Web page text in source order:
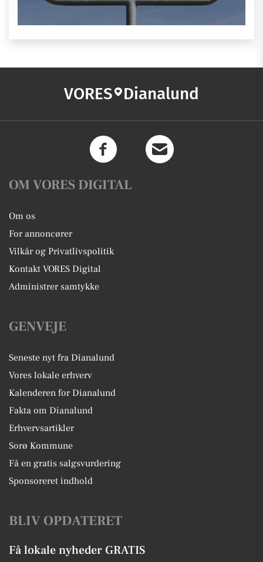
VORES Dianalund
OM VORES DIGITAL
Om os
For annoncører
Vilkår og Privatlivspolitik
Kontakt VORES Digital
Administrer samtykke
GENVEJE
Seneste nyt fra Dianalund
Vores lokale erhverv
Kalenderen for Dianalund
Fakta om Dianalund
Erhvervsartikler
Sorø Kommune
Få en gratis salgsvurdering
Sponsoreret indhold
BLIV OPDATERET
Få lokale nyheder GRATIS